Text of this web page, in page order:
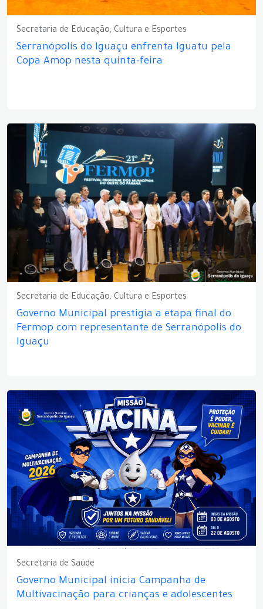
Secretaria de Educação, Cultura e Esportes
Serranópolis do Iguaçu enfrenta Iguatu pela
Copa Amop nesta quinta-feira
Secretaria de Educação, Cultura e Esportes
Governo Municipal prestigia a etapa final do
Fermop com representante de Serranópolis do
Iguaçu
Secretaria de Saúde
Governo Municipal inicia Campanha de
Multivacinação para crianças e adolescentes